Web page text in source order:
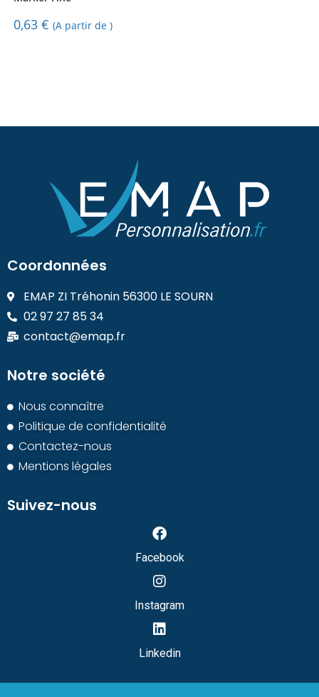
0,63 € (A partir de )
Coordonnées
EMAP ZI Tréhonin 56300 LE SOURN
02 97 27 85 34
contact@emap.fr
Notre société
Nous connaître
Politique de confidentialité
Contactez-nous
Mentions légales
Suivez-nous
Facebook
Instagram
Linkedin